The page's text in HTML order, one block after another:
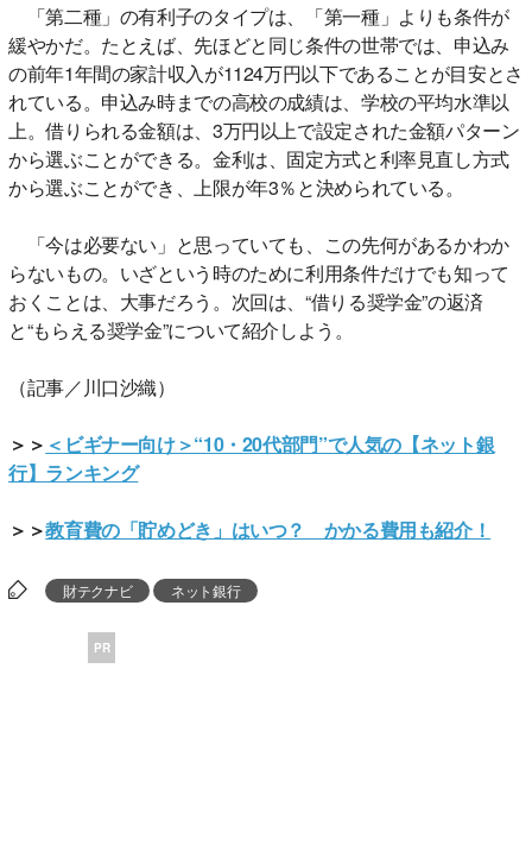
「第二種」の有利子のタイプは、「第一種」よりも条件が
緩やかだ。たとえば、先ほどと同じ条件の世帯では、申込み
の前年1年間の家計収入が1124万円以下であることが目安とさ
れている。申込み時までの高校の成績は、学校の平均水準以
上。借りられる金額は、3万円以上で設定された金額パターン
から選ぶことができる。金利は、固定方式と利率見直し方式
から選ぶことができ、上限が年3％と決められている。
「今は必要ない」と思っていても、この先何があるかわか
らないもの。いざという時のために利用条件だけでも知って
おくことは、大事だろう。次回は、“借りる奨学金”の返済
と“もらえる奨学金”について紹介しよう。
（記事／川口沙織）
＞＞ ＜ビギナー向け＞“10・20代部門”で人気の【ネット銀
行】ランキング
＞＞教育費の「貯めどき」はいつ？ かかる費用も紹介！
財テクナビ ネット銀行
PR